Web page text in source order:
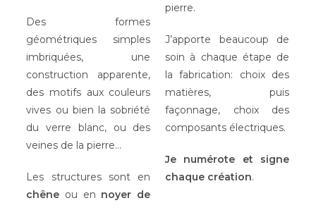
Des formes
géométriques simples
imbriquées, une
construction apparente,
des motifs aux couleurs
vives ou bien la sobriété
du verre blanc, ou des
veines de la pierre…
Les structures sont en
chêne ou en noyer de
pierre.
J’apporte beaucoup de
soin à chaque étape de
la fabrication: choix des
matières, puis
façonnage, choix des
composants électriques.
Je numérote et signe
chaque création.